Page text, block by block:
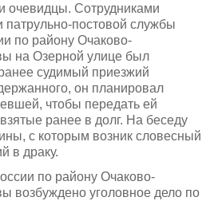
очевидцы. Сотрудниками
патрульно-постовой службы
по району Очаково-
на Озерной улице был
судимый приезжий
он планировал
чтобы передать ей
ранее в долг. На беседу
с которым возник словесный
в драку.
по району Очаково-
возбуждено уголовное дело по